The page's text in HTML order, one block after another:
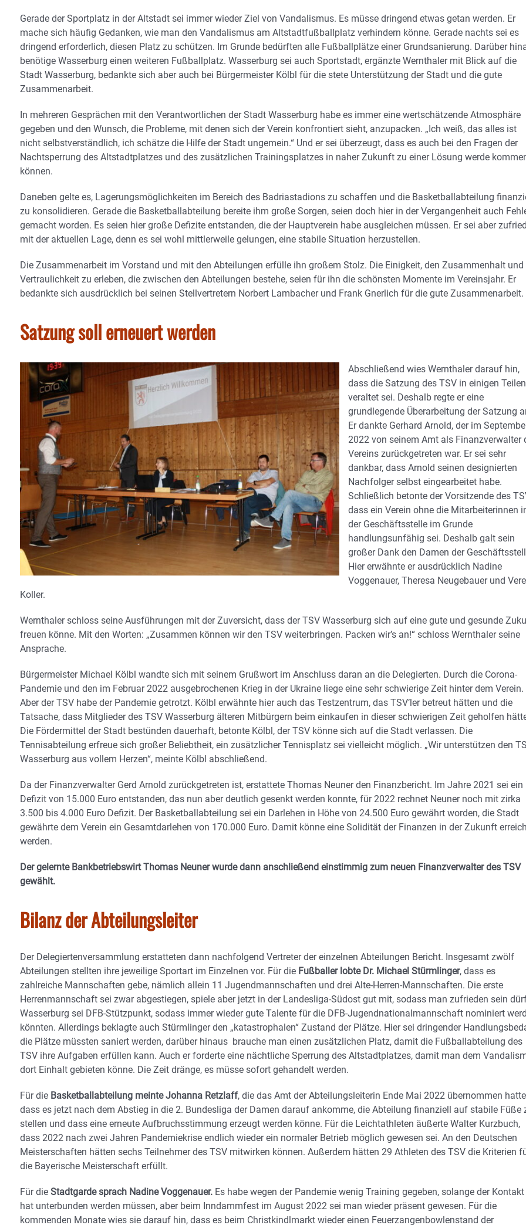
Gerade der Sportplatz in der Altstadt sei immer wieder Ziel von Vandalismus. Es müsse dringend etwas getan werden. Er
mache sich häufig Gedanken, wie man den Vandalismus am Altstadtfußballplatz verhindern könne. Gerade nachts sei es
dringend erforderlich, diesen Platz zu schützen. Im Grunde bedürften alle Fußballplätze einer Grundsanierung. Darüber
benötige Wasserburg einen weiteren Fußballplatz. Wasserburg sei auch Sportstadt, ergänzte Wernthaler mit Blick auf die
Stadt Wasserburg, bedankte sich aber auch bei Bürgermeister Kölbl für die stete Unterstützung der Stadt und die gute
Zusammenarbeit.
In mehreren Gesprächen mit den Verantwortlichen der Stadt Wasserburg habe es immer eine wertschätzende Atmosphäre
gegeben und den Wunsch, die Probleme, mit denen sich der Verein konfrontiert sieht, anzupacken. „Ich weiß, das alles ist
nicht selbstverständlich, ich schätze die Hilfe der Stadt ungemein.“ Und er sei überzeugt, dass es auch bei den Fragen der
Nachtsperrung des Altstadtplatzes und des zusätzlichen Trainingsplatzes in naher Zukunft zu einer Lösung werde
können.
Daneben gelte es, Lagerungsmöglichkeiten im Bereich des Badriastadions zu schaffen und die Basketballabteilung
zu konsolidieren. Gerade die Basketballabteilung bereite ihm große Sorgen, seien doch hier in der Vergangenheit auch
gemacht worden. Es seien hier große Defizite entstanden, die der Hauptverein habe ausgleichen müssen. Er sei aber
mit der aktuellen Lage, denn es sei wohl mittlerweile gelungen, eine stabile Situation herzustellen.
Die Zusammenarbeit im Vorstand und mit den Abteilungen erfülle ihn großem Stolz. Die Einigkeit, den Zusammenhalt und
Vertraulichkeit zu erleben, die zwischen den Abteilungen bestehe, seien für ihn die schönsten Momente im Vereinsjahr. Er
bedankte sich ausdrücklich bei seinen Stellvertretern Norbert Lambacher und Frank Gnerlich für die gute Zusammenarbeit.
Satzung soll erneuert werden
Abschließend wies Wernthaler darauf hin,
dass die Satzung des TSV in einigen Teilen
veraltet sei. Deshalb regte er eine
grundlegende Überarbeitung der Satzung
Er dankte Gerhard Arnold, der im
2022 von seinem Amt als Finanzverwalter
Vereins zurückgetreten war. Er sei sehr
dankbar, dass Arnold seinen designierten
Nachfolger selbst eingearbeitet habe.
Schließlich betonte der Vorsitzende des
dass ein Verein ohne die Mitarbeiterinnen
der Geschäftsstelle im Grunde
handlungsunfähig sei. Deshalb galt sein
großer Dank den Damen der
Hier erwähnte er ausdrücklich Nadine
Voggenauer, Theresa Neugebauer und
Koller.
Wernthaler schloss seine Ausführungen mit der Zuversicht, dass der TSV Wasserburg sich auf eine gute und gesunde
freuen könne. Mit den Worten: „Zusammen können wir den TSV weiterbringen. Packen wir’s an!“ schloss Wernthaler seine
Ansprache.
Bürgermeister Michael Kölbl wandte sich mit seinem Grußwort im Anschluss daran an die Delegierten. Durch die Corona-
Pandemie und den im Februar 2022 ausgebrochenen Krieg in der Ukraine liege eine sehr schwierige Zeit hinter dem Verein.
Aber der TSV habe der Pandemie getrotzt. Kölbl erwähnte hier auch das Testzentrum, das TSV’ler betreut hätten und die
Tatsache, dass Mitglieder des TSV Wasserburg älteren Mitbürgern beim einkaufen in dieser schwierigen Zeit geholfen
Die Fördermittel der Stadt bestünden dauerhaft, betonte Kölbl, der TSV könne sich auf die Stadt verlassen. Die
Tennisabteilung erfreue sich großer Beliebtheit, ein zusätzlicher Tennisplatz sei vielleicht möglich. „Wir unterstützen den
Wasserburg aus vollem Herzen“, meinte Kölbl abschließend.
Da der Finanzverwalter Gerd Arnold zurückgetreten ist, erstattete Thomas Neuner den Finanzbericht. Im Jahre 2021 sei ein
Defizit von 15.000 Euro entstanden, das nun aber deutlich gesenkt werden konnte, für 2022 rechnet Neuner noch mit zirka
3.500 bis 4.000 Euro Defizit. Der Basketballabteilung sei ein Darlehen in Höhe von 24.500 Euro gewährt worden, die Stadt
gewährte dem Verein ein Gesamtdarlehen von 170.000 Euro. Damit könne eine Solidität der Finanzen in der Zukunft
werden.
Der gelernte Bankbetriebswirt Thomas Neuner wurde dann anschließend einstimmig zum neuen Finanzverwalter des TSV
gewählt.
Bilanz der Abteilungsleiter
Der Delegiertenversammlung erstatteten dann nachfolgend Vertreter der einzelnen Abteilungen Bericht. Insgesamt zwölf
Abteilungen stellten ihre jeweilige Sportart im Einzelnen vor. Für die Fußballer lobte Dr. Michael Stürmlinger, dass es
zahlreiche Mannschaften gebe, nämlich allein 11 Jugendmannschaften und drei Alte-Herren-Mannschaften. Die erste
Herrenmannschaft sei zwar abgestiegen, spiele aber jetzt in der Landesliga-Südost gut mit, sodass man zufrieden sein
Wasserburg sei DFB-Stützpunkt, sodass immer wieder gute Talente für die DFB-Jugendnationalmannschaft nominiert
könnten. Allerdings beklagte auch Stürmlinger den „katastrophalen“ Zustand der Plätze. Hier sei dringender
die Plätze müssten saniert werden, darüber hinaus brauche man einen zusätzlichen Platz, damit die Fußballabteilung des
TSV ihre Aufgaben erfüllen kann. Auch er forderte eine nächtliche Sperrung des Altstadtplatzes, damit man dem
dort Einhalt gebieten könne. Die Zeit dränge, es müsse sofort gehandelt werden.
Für die Basketballabteilung meinte Johanna Retzlaff, die das Amt der Abteilungsleiterin Ende Mai 2022 übernommen
dass es jetzt nach dem Abstieg in die 2. Bundesliga der Damen darauf ankomme, die Abteilung finanziell auf stabile Füße
stellen und dass eine erneute Aufbruchsstimmung erzeugt werden könne. Für die Leichtathleten äußerte Walter Kurzbuch,
dass 2022 nach zwei Jahren Pandemiekrise endlich wieder ein normaler Betrieb möglich gewesen sei. An den Deutschen
Meisterschaften hätten sechs Teilnehmer des TSV mitwirken können. Außerdem hätten 29 Athleten des TSV die Kriterien
die Bayerische Meisterschaft erfüllt.
Für die Stadtgarde sprach Nadine Voggenauer. Es habe wegen der Pandemie wenig Training gegeben, solange der Kontakt
hat unterbunden werden müssen, aber beim Inndammfest im August 2022 sei man wieder präsent gewesen. Für die
kommenden Monate wies sie darauf hin, dass es beim Christkindlmarkt wieder einen Feuerzangenbowlenstand der